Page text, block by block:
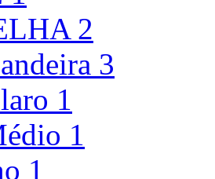
2
3
1
1
1